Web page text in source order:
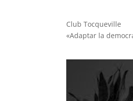
Club Tocqueville
«Adaptar la